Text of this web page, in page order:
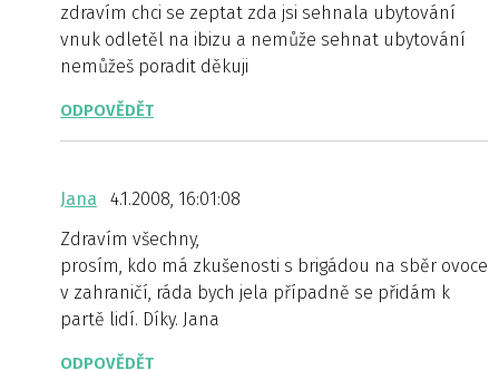
zdravím chci se zeptat zda jsi sehnala ubytování
vnuk odletěl na ibizu a nemůže sehnat ubytování
nemůžeš poradit děkuji
ODPOVĚDĚT
Jana
4.1.2008, 16:01:08
Zdravím všechny,
prosím, kdo má zkušenosti s brigádou na sběr ovoce
v zahraničí, ráda bych jela případně se přidám k
partě lidí. Díky. Jana
ODPOVĚDĚT